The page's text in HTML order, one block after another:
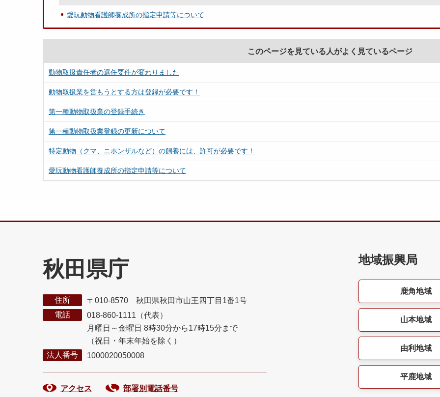
愛玩動物看護師養成所の指定申請等について
このページを見ている人がよく見ているページ
動物取扱責任者の選任要件が変わりました
動物取扱業を営もうとする方は登録が必要です！
第一種動物取扱業の登録手続き
第一種動物取扱業登録の更新について
特定動物（クマ、ニホンザルなど）の飼養には、許可が必要です！
愛玩動物看護師養成所の指定申請等について
秋田県庁
住所
〒010-8570 秋田県秋田市山王四丁目1番1号
電話
018-860-1111（代表）
月曜日～金曜日 8時30分から17時15分まで
（祝日・年末年始を除く）
法人番号
1000020050008
アクセス 部署別電話番号
地域振興局
鹿角地域
山本地域
由利地域
平鹿地域